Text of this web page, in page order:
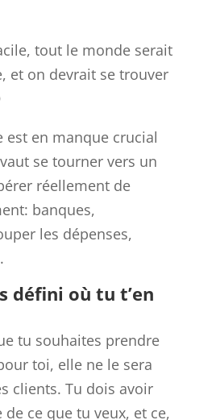
tout le monde serait
et on devrait se trouver
est en manque crucial
se tourner vers un
réellement de
banques,
les dépenses,
défini où tu t’en
tu souhaites prendre
toi, elle ne le sera
clients. Tu dois avoir
ce que tu veux, et ce,